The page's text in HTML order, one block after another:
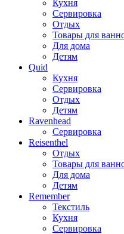
Кухня
Сервировка
Отдых
Товары для
Для дома
Детям
Quid
Кухня
Сервировка
Отдых
Детям
Ravenhead
Сервировка
Reisenthel
Отдых
Товары для
Для дома
Детям
Remember
Текстиль
Кухня
Сервировка